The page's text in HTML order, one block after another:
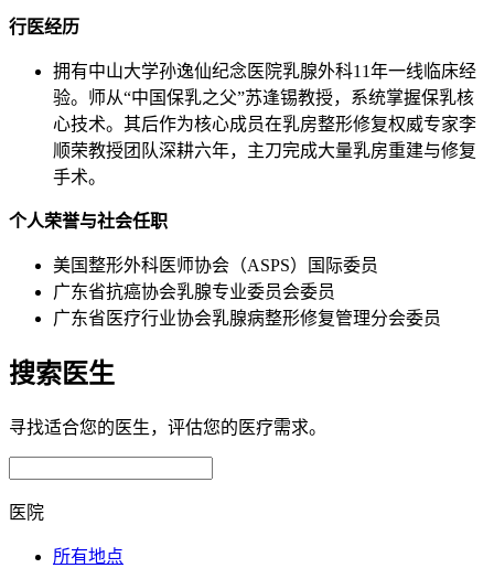
行医经历
拥有中山大学孙逸仙纪念医院乳腺外科11年一线临床经
验。师从“中国保乳之父”苏逢锡教授，系统掌握保乳核
心技术。其后作为核心成员在乳房整形修复权威专家李
顺荣教授团队深耕六年，主刀完成大量乳房重建与修复
手术。
个人荣誉与社会任职
美国整形外科医师协会（ASPS）国际委员
广东省抗癌协会乳腺专业委员会委员
广东省医疗行业协会乳腺病整形修复管理分会委员
搜索医生
寻找适合您的医生，评估您的医疗需求。
医院
所有地点